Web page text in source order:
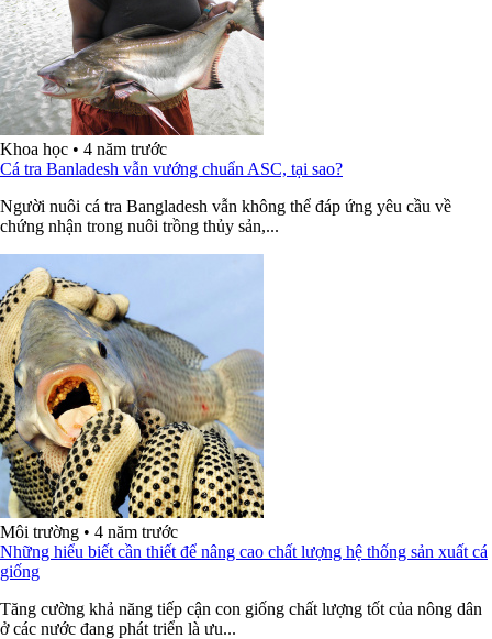
Khoa học • 4 năm trước
Cá tra Banladesh vẫn vướng chuẩn ASC, tại sao?
Người nuôi cá tra Bangladesh vẫn không thể đáp ứng yêu cầu về
chứng nhận trong nuôi trồng thủy sản,...
Môi trường • 4 năm trước
Những hiểu biết cần thiết để nâng cao chất lượng hệ thống sản xuất cá
giống
Tăng cường khả năng tiếp cận con giống chất lượng tốt của nông dân
ở các nước đang phát triển là ưu...